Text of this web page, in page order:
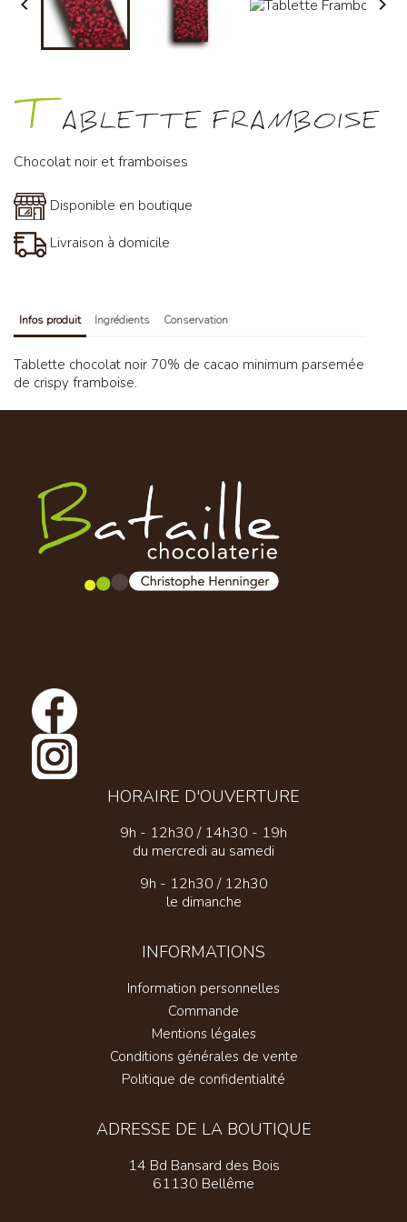
 
T ABLETTE FRAMBOISE
Chocolat noir et framboises
Disponible en boutique
Livraison à domicile
Infos produit Ingrédients Conservation
Tablette chocolat noir 70% de cacao minimum parsemée
de crispy framboise.
HORAIRE D'OUVERTURE
9h - 12h30 / 14h30 - 19h
du mercredi au samedi
9h - 12h30 / 12h30
le dimanche
INFORMATIONS
Information personnelles
Commande
Mentions légales
Conditions générales de vente
Politique de confidentialité
ADRESSE DE LA BOUTIQUE
14 Bd Bansard des Bois
61130 Bellême